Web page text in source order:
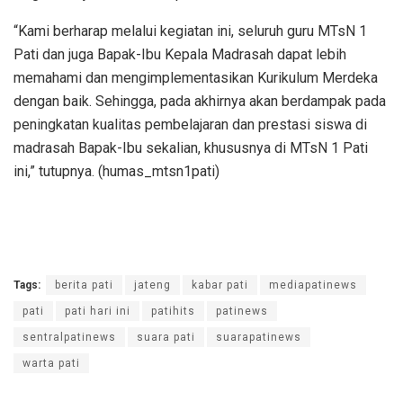
“Kami berharap melalui kegiatan ini, seluruh guru MTsN 1
Pati dan juga Bapak-Ibu Kepala Madrasah dapat lebih
memahami dan mengimplementasikan Kurikulum Merdeka
dengan baik. Sehingga, pada akhirnya akan berdampak pada
peningkatan kualitas pembelajaran dan prestasi siswa di
madrasah Bapak-Ibu sekalian, khususnya di MTsN 1 Pati
ini,” tutupnya. (humas_mtsn1pati)
Tags: berita pati jateng kabar pati mediapatinews
pati pati hari ini patihits patinews
sentralpatinews suara pati suarapatinews
warta pati